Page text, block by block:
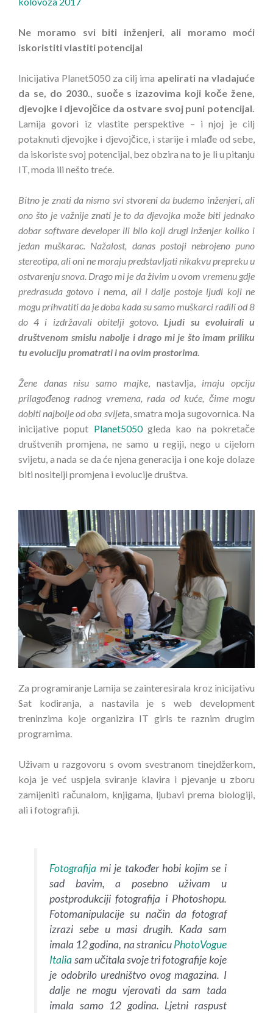
Ne moramo svi biti inženjeri, ali moramo moći
iskoristiti vlastiti potencijal
Inicijativa Planet5050 za cilj ima apelirati na vladajuće
da se, do 2030., suoče s izazovima koji koče žene,
djevojke i djevojčice da ostvare svoj puni potencijal.
Lamija govori iz vlastite perspektive – i njoj je cilj
potaknuti djevojke i djevojčice, i starije i mlađe od sebe,
da iskoriste svoj potencijal, bez obzira na to je li u pitanju
IT, moda ili nešto treće.
Bitno je znati da nismo svi stvoreni da budemo inženjeri, ali
ono što je važnije znati je to da djevojka može biti jednako
dobar software developer ili bilo koji drugi inženjer koliko i
jedan muškarac. Nažalost, danas postoji nebrojeno puno
stereotipa, ali oni ne moraju predstavljati nikakvu prepreku u
ostvarenju snova. Drago mi je da živim u ovom vremenu gdje
predrasuda gotovo i nema, ali i dalje postoje ljudi koji ne
mogu prihvatiti da je doba kada su samo muškarci radili od 8
do 4 i izdržavali obitelji gotovo. Ljudi su evoluirali u
društvenom smislu nabolje i drago mi je što imam priliku
tu evoluciju promatrati i na ovim prostorima.
Žene danas nisu samo majke, nastavlja, imaju opciju
prilagođenog radnog vremena, rada od kuće, čime mogu
dobiti najbolje od oba svijeta, smatra moja sugovornica. Na
inicijative poput Planet5050gleda kao na pokretače
društvenih promjena, ne samo u regiji, nego u cijelom
svijetu, a nada se da će njena generacija i one koje dolaze
biti nositelji promjena i evolucije društva.
Za programiranje Lamija se zainteresirala kroz inicijativu
Sat kodiranja, a nastavila je s web development
treninzima koje organizira IT girls te raznim drugim
programima.
Uživam u razgovoru s ovom svestranom tinejdžerkom,
koja je već uspjela sviranje klavira i pjevanje u zboru
zamijeniti računalom, knjigama, ljubavi prema biologiji,
ali i fotografiji.
Fotografija mi je također hobi kojim se i
sad bavim, a posebno uživam u
postprodukciji fotografija i Photoshopu.
Fotomanipulacije su način da fotograf
izrazi sebe u masi drugih. Kada sam
imala 12 godina, na stranicuPhotoVogue
Italiasam učitala svoje tri fotografije koje
je odobrilo uredništvo ovog magazina. I
dalje ne mogu vjerovati da sam tada
imala samo 12 godina. Ljetni raspust